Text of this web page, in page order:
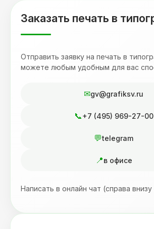
Заказать печать в
Отправить заявку на печать в
можете любым удобным для вас
gv@grafiksv.ru
+7 (495) 969-27-00
telegram
в офисе
Написать в онлайн чат (справа внизу